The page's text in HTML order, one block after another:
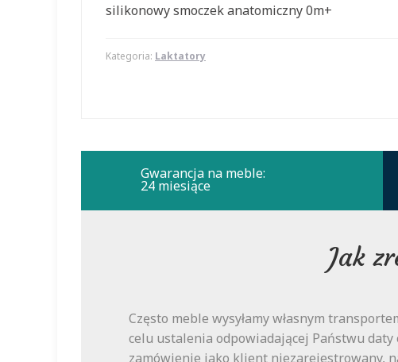
silikonowy smoczek anatomiczny 0m+
Kategoria: Laktatory
Gwarancja na meble:
24 miesiące
Jak
Często meble wysyłamy własnym
celu ustalenia odpowiadającej Państwu
zamówienie jako klient niezarejestrowany,